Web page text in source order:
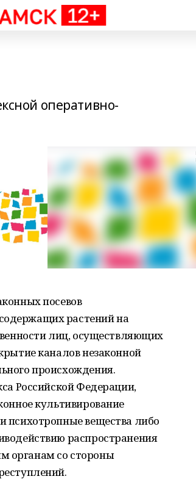
оперативно-
посевов
растений на
лиц, осуществляющих
каналов незаконной
происхождения.
Российской Федерации,
культивирование
психотропные вещества либо
распространения
органам со стороны